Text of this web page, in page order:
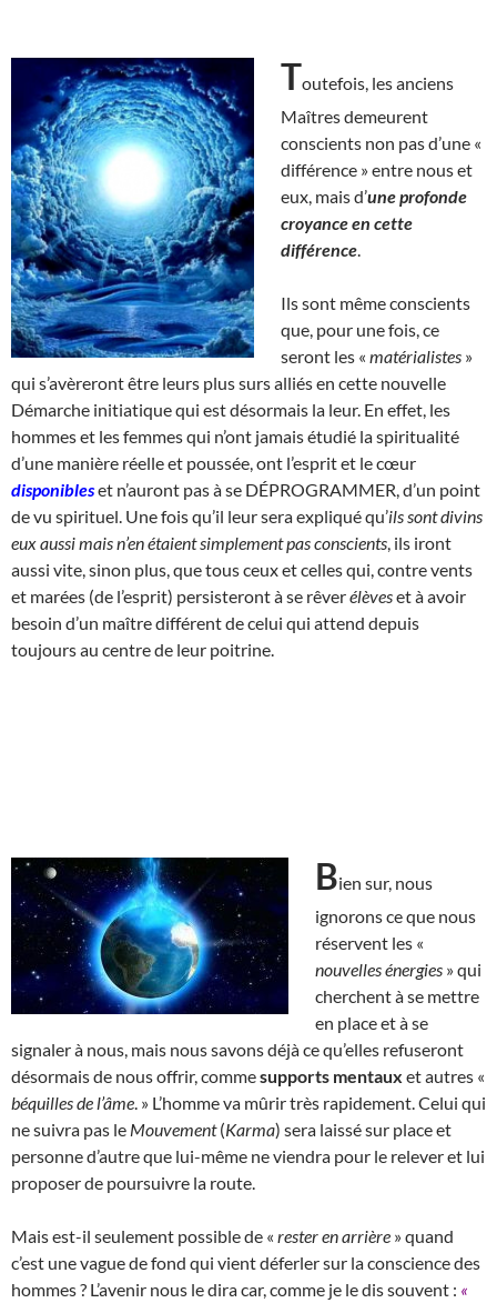
Toutefois, les anciens
Maîtres demeurent
conscients non pas d’une «
différence » entre nous et
eux, mais d’une profonde
croyance en cette
différence
Ils sont même conscients
que, pour une fois, ce
seront les « matérialistes »
qui s’avèreront être leurs plus surs alliés en cette nouvelle
Démarche initiatique qui est désormais la leur. En effet, les
hommes et les femmes qui n’ont jamais étudié la spiritualité
d’une manière réelle et poussée, ont l’esprit et le cœur
disponibleset n’auront pas à se DÉPROGRAMMER, d’un point
de vu spirituel. Une fois qu’il leur sera expliqué qu’ils sont divins
eux aussi mais n’en étaient simplement pas conscients , ils iront
aussi vite, sinon plus, que tous ceux et celles qui, contre vents
et marées (de l’esprit) persisteront à se rêverélèveset à avoir
besoin d’un maître différent de celui qui attend depuis
toujours au centre de leur poitrine.
Bien sur, nous
ignorons ce que nous
réservent les «
nouvelles énergies » qui
cherchent à se mettre
en place et à se
signaler à nous, mais nous savons déjà ce qu’elles refuseront
désormais de nous offrir, commesupports mentaux et autres «
béquilles de l’âme . » L’homme va mûrir très rapidement. Celui qui
ne suivra pas le Mouvement(Karma) sera laissé sur place et
personne d’autre que lui-même ne viendra pour le relever et lui
proposer de poursuivre la route.
Mais est-il seulement possible de « rester en arrière » quand
c’est une vague de fond qui vient déferler sur la conscience des
hommes ? L’avenir nous le dira car, comme je le dis souvent : «